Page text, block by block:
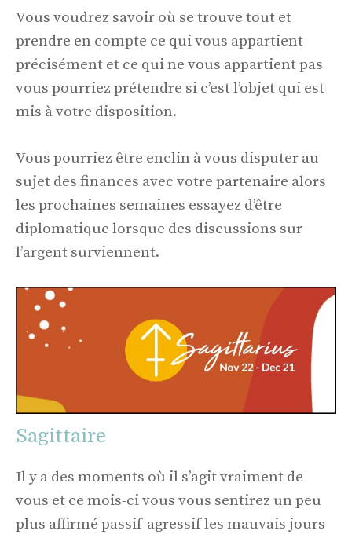
Vous voudrez savoir où se trouve tout et
prendre en compte ce qui vous appartient
précisément et ce qui ne vous appartient pas
vous pourriez prétendre si c’est l’objet qui est
mis à votre disposition.
Vous pourriez être enclin à vous disputer au
sujet des finances avec votre partenaire alors
les prochaines semaines essayez d’être
diplomatique lorsque des discussions sur
l’argent surviennent.
Sagittaire
Il y a des moments où il s’agit vraiment de
vous et ce mois-ci vous vous sentirez un peu
plus affirmé passif-agressif les mauvais jours